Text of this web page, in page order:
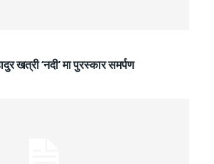
खत्री ‘नदी’ मा पुरस्कार समर्पण